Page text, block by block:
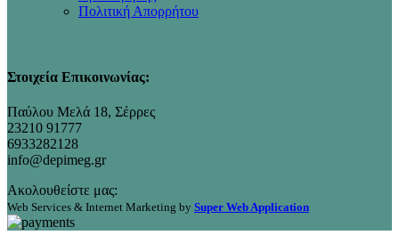
Πολιτική Απορρήτου
Στοιχεία Επικοινωνίας:
Παύλου Μελά 18, Σέρρες
23210 91777
6933282128
info@depimeg.gr
Ακολουθείστε μας:
Web Services & Internet Marketing by Super Web Application